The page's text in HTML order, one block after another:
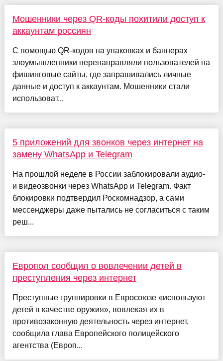
Мошенники через QR-коды похитили доступ к
аккаунтам россиян
С помощью QR-кодов на упаковках и баннерах
злоумышленники перенаправляли пользователей на
фишинговые сайты, где запрашивались личные
данные и доступ к аккаунтам. Мошенники стали
использоват...
5 приложений для звонков через интернет на
замену WhatsApp и Telegram
На прошлой неделе в России заблокировали аудио-
и видеозвонки через WhatsApp и Telegram. Факт
блокировки подтвердил Роскомнадзор, а сами
мессенджеры даже пытались не согласиться с таким
реш...
Европол сообщил о вовлечении детей в
преступления через интернет
Преступные группировки в Евросоюзе «используют
детей в качестве оружия», вовлекая их в
противозаконную деятельность через интернет,
сообщила глава Европейского полицейского
агентства (Европ...